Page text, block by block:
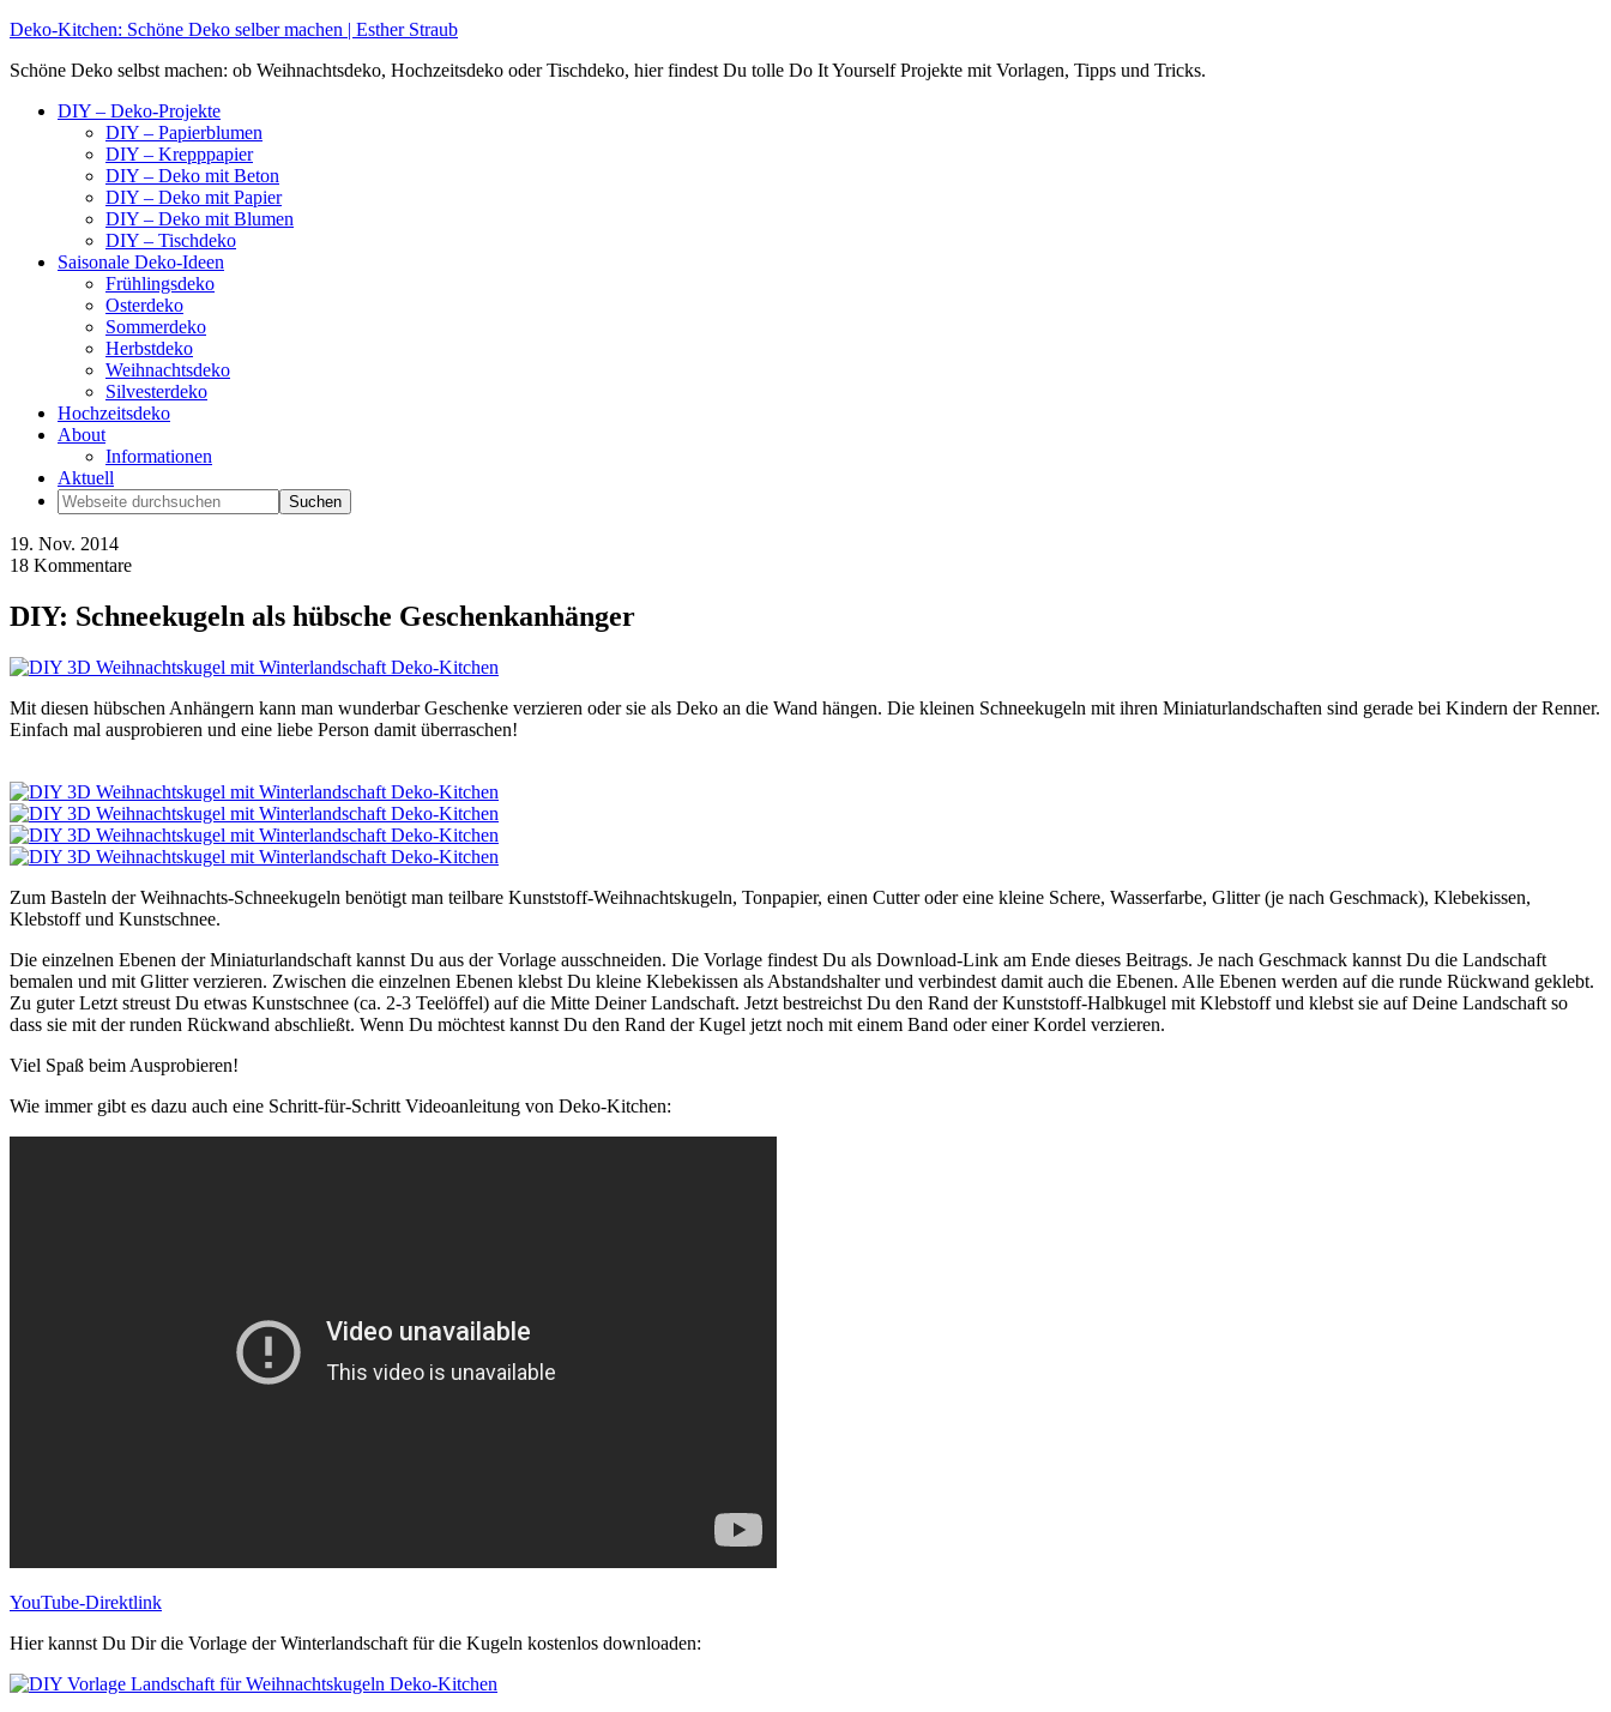
Deko-Kitchen: Schöne Deko selber machen | Esther Straub
Schöne Deko selbst machen: ob Weihnachtsdeko, Hochzeitsdeko oder Tischdeko, hier findest Du tolle Do It Yourself Projekte mit Vorlagen, Tipps und Tricks.
DIY – Deko-Projekte
DIY – Papierblumen
DIY – Krepppapier
DIY – Deko mit Beton
DIY – Deko mit Papier
DIY – Deko mit Blumen
DIY – Tischdeko
Saisonale Deko-Ideen
Frühlingsdeko
Osterdeko
Sommerdeko
Herbstdeko
Weihnachtsdeko
Silvesterdeko
Hochzeitsdeko
About
Informationen
Aktuell
19. Nov. 2014
18 Kommentare
DIY: Schneekugeln als hübsche Geschenkanhänger
Mit diesen hübschen Anhängern kann man wunderbar Geschenke verzieren oder sie als Deko an die Wand hängen. Die kleinen Schneekugeln mit ihren Miniaturlandschaften sind gerade bei Kindern der Renner.
Einfach mal ausprobieren und eine liebe Person damit überraschen!
Zum Basteln der Weihnachts-Schneekugeln benötigt man teilbare Kunststoff-Weihnachtskugeln, Tonpapier, einen Cutter oder eine kleine Schere, Wasserfarbe, Glitter (je nach Geschmack), Klebekissen,
Klebstoff und Kunstschnee.
Die einzelnen Ebenen der Miniaturlandschaft kannst Du aus der Vorlage ausschneiden. Die Vorlage findest Du als Download-Link am Ende dieses Beitrags. Je nach Geschmack kannst Du die Landschaft
bemalen und mit Glitter verzieren. Zwischen die einzelnen Ebenen klebst Du kleine Klebekissen als Abstandshalter und verbindest damit auch die Ebenen. Alle Ebenen werden auf die runde Rückwand geklebt.
Zu guter Letzt streust Du etwas Kunstschnee (ca. 2-3 Teelöffel) auf die Mitte Deiner Landschaft. Jetzt bestreichst Du den Rand der Kunststoff-Halbkugel mit Klebstoff und klebst sie auf Deine Landschaft so
dass sie mit der runden Rückwand abschließt. Wenn Du möchtest kannst Du den Rand der Kugel jetzt noch mit einem Band oder einer Kordel verzieren.
Viel Spaß beim Ausprobieren!
Wie immer gibt es dazu auch eine Schritt-für-Schritt Videoanleitung von Deko-Kitchen:
YouTube-Direktlink
Hier kannst Du Dir die Vorlage der Winterlandschaft für die Kugeln kostenlos downloaden: